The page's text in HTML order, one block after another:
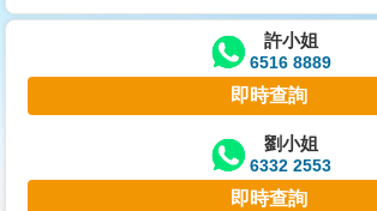
交
業
主
許小姐
6516 8889
即時查詢
劉小姐
6332 2553
即時查詢